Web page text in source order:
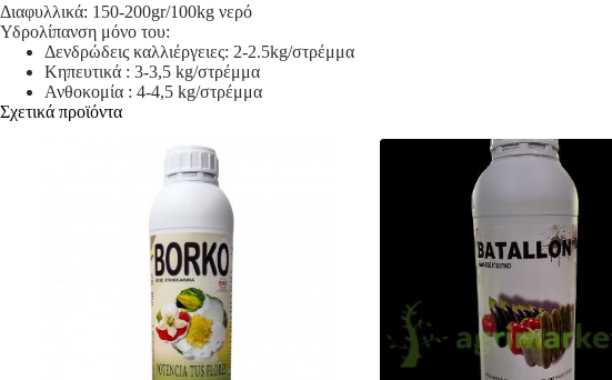
Διαφυλλικά: 150-200gr/100kg νερό
Υδρολίπανση μόνο του:
Δενδρώδεις καλλιέργειες: 2-2.5kg/στρέμμα
Κηπευτικά : 3-3,5 kg/στρέμμα
Ανθοκομία : 4-4,5 kg/στρέμμα
Σχετικά προϊόντα